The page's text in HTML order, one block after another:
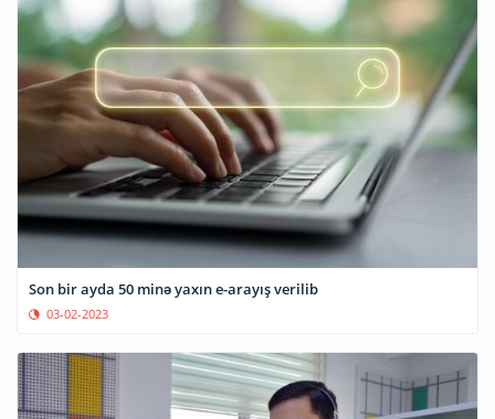
Son bir ayda 50 minə yaxın e-arayış verilib
03-02-2023